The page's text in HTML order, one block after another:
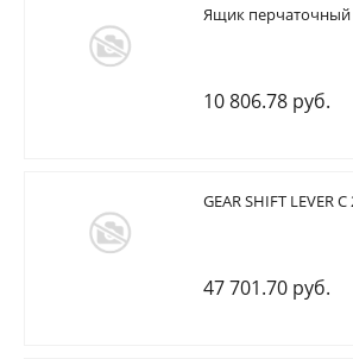
Ящик перчаточный
10 806.78 руб.
GEAR SHIFT LEVER
47 701.70 руб.